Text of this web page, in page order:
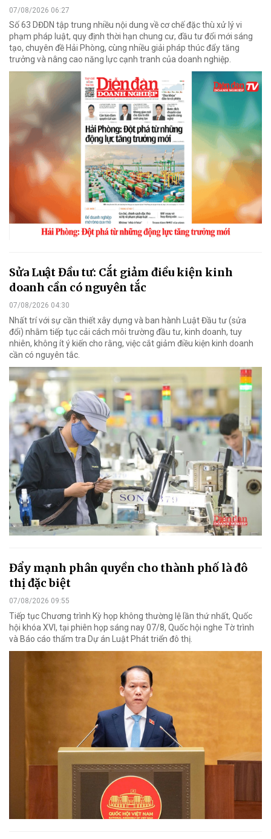
07/08/2026 06:27
Số 63 DĐDN tập trung nhiều nội dung về cơ chế đặc thù xử lý vi
phạm pháp luật, quy định thời hạn chung cư, đầu tư đổi mới sáng
tạo, chuyên đề Hải Phòng, cùng nhiều giải pháp thúc đẩy tăng
trưởng và nâng cao năng lực cạnh tranh của doanh nghiệp.
Sửa Luật Đầu tư: Cắt giảm điều kiện kinh
doanh cần có nguyên tắc
07/08/2026 04:30
Nhất trí với sự cần thiết xây dựng và ban hành Luật Đầu tư (sửa
đổi) nhằm tiếp tục cải cách môi trường đầu tư, kinh doanh, tuy
nhiên, không ít ý kiến cho rằng, việc cắt giảm điều kiện kinh doanh
cần có nguyên tắc.
Đẩy mạnh phân quyền cho thành phố là đô
thị đặc biệt
07/08/2026 09:55
Tiếp tục Chương trình Kỳ họp không thường lệ lần thứ nhất, Quốc
hội khóa XVI, tại phiên họp sáng nay 07/8, Quốc hội nghe Tờ trình
và Báo cáo thẩm tra Dự án Luật Phát triển đô thị.